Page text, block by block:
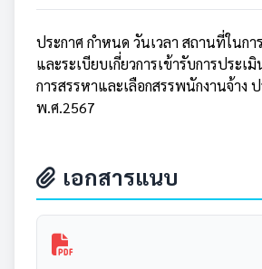
ประกาศ กำหนด วันเวลา สถานที่ในก
และระเบียบเกี่ยวการเข้ารับการประเ
การสรรหาและเลือกสรรพนักงานจ้าง
พ.ศ.2567
เอกสารแนบ